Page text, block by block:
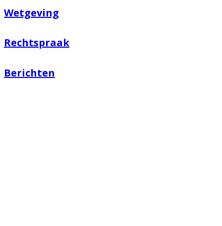
Wetgeving
Rechtspraak
Berichten